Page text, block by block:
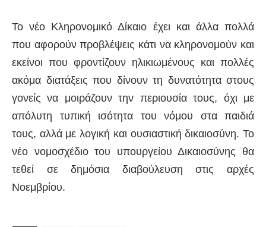
Το νέο Κληρονομικό Δίκαιο έχει και άλλα πολλά
που αφορούν προβλέψεις κάτι να κληρονομούν και
εκείνοι που φροντίζουν ηλικιωμένους και πολλές
ακόμα διατάξεις που δίνουν τη δυνατότητα στους
γονείς να μοιράζουν την περιουσία τους, όχι με
απόλυτη τυπική ισότητα του νόμου στα παιδιά
τους, αλλά με λογική και ουσιαστική δικαιοσύνη. Το
νέο νομοσχέδιο του υπουργείου Δικαιοσύνης θα
τεθεί σε δημόσια διαβούλευση στις αρχές
Νοεμβρίου.